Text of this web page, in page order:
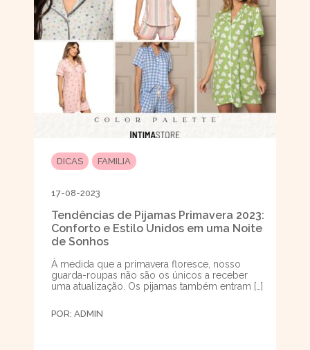
DICAS FAMILIA
17-08-2023
Tendências de Pijamas Primavera 2023:
Conforto e Estilo Unidos em uma Noite
de Sonhos
À medida que a primavera floresce, nosso
guarda-roupas não são os únicos a receber
uma atualização. Os pijamas também entram […]
POR: ADMIN